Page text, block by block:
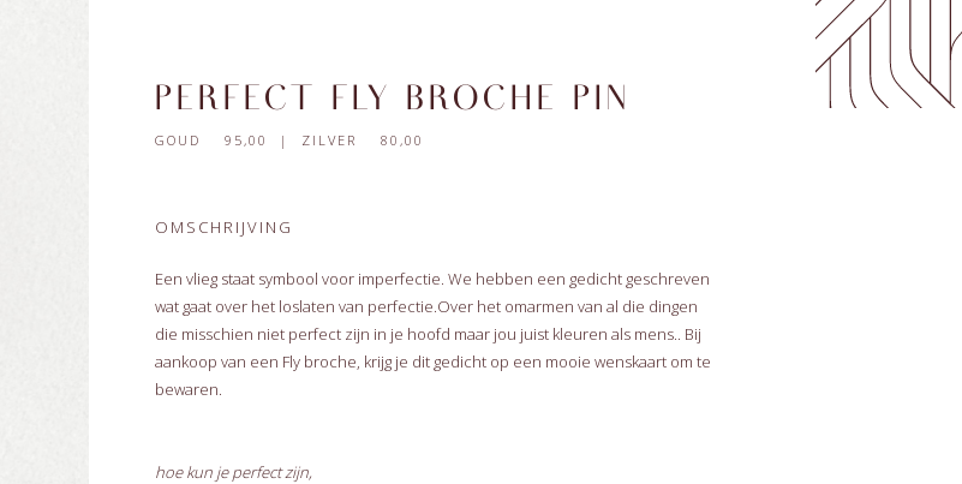
PERFECT FLY BROCHE PIN
GOUD 95,00 | ZILVER 80,00
OMSCHRIJVING
Een vlieg staat symbool voor imperfectie. We hebben een gedicht geschreven
wat gaat over het loslaten van perfectie.Over het omarmen van al die dingen
die misschien niet perfect zijn in je hoofd maar jou juist kleuren als mens.. Bij
aankoop van een Fly broche, krijg je dit gedicht op een mooie wenskaart om te
bewaren.
hoe kun je perfect zijn,